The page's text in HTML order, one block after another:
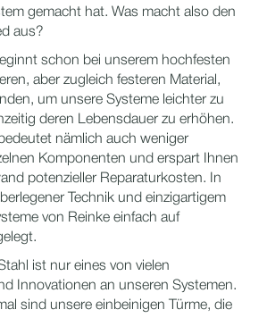
gemacht hat. Was macht also den
aus?
schon bei unserem hochfesten
aber zugleich festeren Material,
um unsere Systeme leichter zu
deren Lebensdauer zu erhöhen.
nämlich auch weniger
Komponenten und erspart Ihnen
potenzieller Reparaturkosten. In
Technik und einzigartigem
von Reinke einfach auf
ist nur eines von vielen
Innovationen an unseren Systemen.
sind unsere einbeinigen Türme, die